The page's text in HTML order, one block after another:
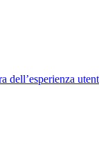
dell’esperienza